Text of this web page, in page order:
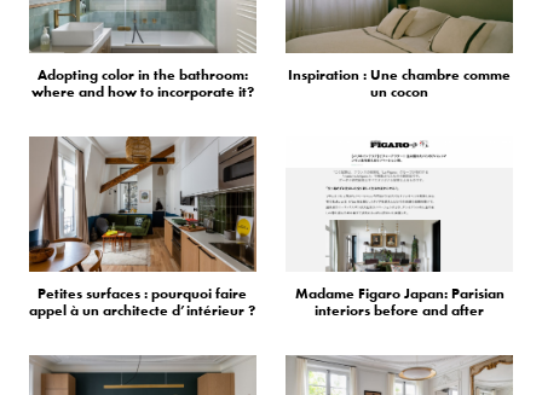
Adopting color in the bathroom:
where and how to incorporate it?
Inspiration : Une chambre comme
un cocon
Petites surfaces : pourquoi faire
appel à un architecte d’intérieur ?
Madame Figaro Japan: Parisian
interiors before and after